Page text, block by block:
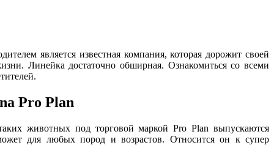
является известная компания, которая дорожит своей
Линейка достаточно обширная. Ознакомиться со всеми
Pro Plan
животных под торговой маркой Pro Plan выпускаются
для любых пород и возрастов. Относится он к супер